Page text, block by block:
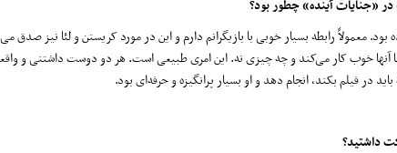
«جنایات آینده» چطور بود؟
معمولاً رابطه بسیار خوبی با بازیگرانم دارم و این در مورد کریستن و لئا نیز صدق
آنها خوب کار می‌کند و چه چیزی نه. این امری طبیعی است. هر دو دوست داشتنی و
در فیلم بکند، انجام دهد و او بسیار پرانگیزه و حرفه‌ای بود.
داشتید؟